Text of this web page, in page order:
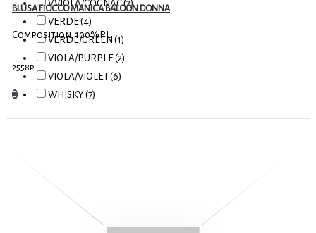
V.VIOLA/COGNAC (2)
VERDE (4)
VERDE/GREEN (1)
VIOLA/PURPLE (2)
VIOLA/VIOLET (6)
WHISKY (7)
BLUSA FIOCCO MANICA BALOON DONNA
Composition: 100%PL..
2558р.